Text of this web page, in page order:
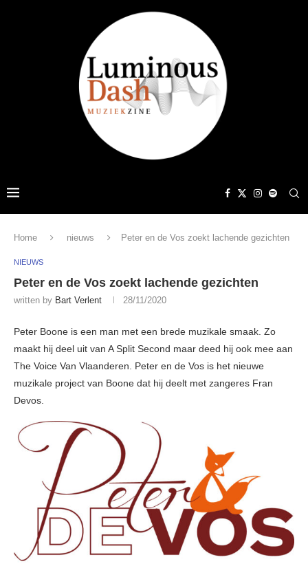
Home nieuws Peter en de Vos zoekt lachende gezichten
NIEUWS
Peter en de Vos zoekt lachende gezichten
written by Bart Verlent 28/11/2020
Peter Boone is een man met een brede muzikale smaak. Zo
maakt hij deel uit van A Split Second maar deed hij ook mee aan
The Voice Van Vlaanderen. Peter en de Vos is het nieuwe
muzikale project van Boone dat hij deelt met zangeres Fran
Devos.